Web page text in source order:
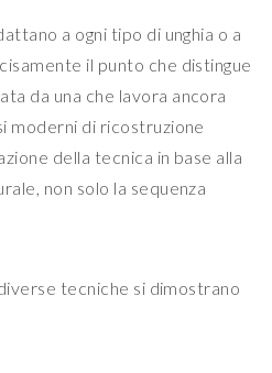
a ogni tipo di unghia o a
il punto che distingue
da una che lavora ancora
moderni di ricostruzione
della tecnica in base alla
non solo la sequenza
tecniche si dimostrano